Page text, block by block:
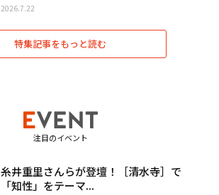
2026.7.22
特集記事をもっと読む
注目のイベント
糸井重里さんらが登壇！［清水寺］で
「知性」をテーマ...